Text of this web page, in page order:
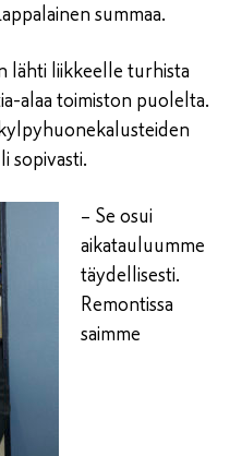
summaa.
lähti liikkeelle turhista
alaa toimiston puolelta.
sopivasti.
– Se osui
aikatauluumme
täydellisesti.
Remontissa
saimme